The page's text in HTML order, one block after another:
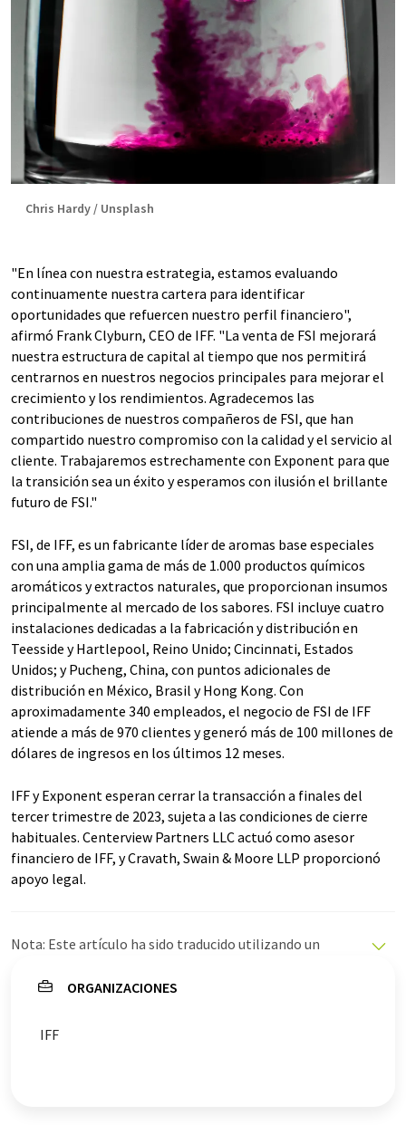
Chris Hardy / Unsplash
"En línea con nuestra estrategia, estamos evaluando
continuamente nuestra cartera para identificar
oportunidades que refuercen nuestro perfil financiero",
afirmó Frank Clyburn, CEO de IFF. "La venta de FSI mejorará
nuestra estructura de capital al tiempo que nos permitirá
centrarnos en nuestros negocios principales para mejorar el
crecimiento y los rendimientos. Agradecemos las
contribuciones de nuestros compañeros de FSI, que han
compartido nuestro compromiso con la calidad y el servicio al
cliente. Trabajaremos estrechamente con Exponent para que
la transición sea un éxito y esperamos con ilusión el brillante
futuro de FSI."
FSI, de IFF, es un fabricante líder de aromas base especiales
con una amplia gama de más de 1.000 productos químicos
aromáticos y extractos naturales, que proporcionan insumos
principalmente al mercado de los sabores. FSI incluye cuatro
instalaciones dedicadas a la fabricación y distribución en
Teesside y Hartlepool, Reino Unido; Cincinnati, Estados
Unidos; y Pucheng, China, con puntos adicionales de
distribución en México, Brasil y Hong Kong. Con
aproximadamente 340 empleados, el negocio de FSI de IFF
atiende a más de 970 clientes y generó más de 100 millones de
dólares de ingresos en los últimos 12 meses.
IFF y Exponent esperan cerrar la transacción a finales del
tercer trimestre de 2023, sujeta a las condiciones de cierre
habituales. Centerview Partners LLC actuó como asesor
financiero de IFF, y Cravath, Swain & Moore LLP proporcionó
apoyo legal.
Nota: Este artículo ha sido traducido utilizando un
ofrece estas traducciones automáticas para presentar
este artículo ha sido traducido con traducción
ORGANIZACIONES
IFF